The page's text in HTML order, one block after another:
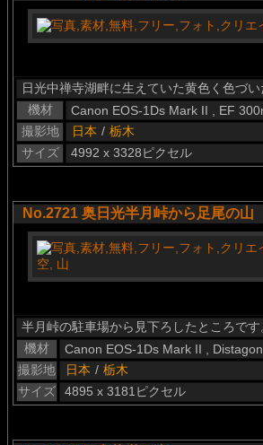
日光中禅寺湖畔に生えていた黄色く色づい
機材
Canon EOS-1Ds Mark II , EF
撮影地
日本 / 栃木
サイズ
4992 x 3328ピクセル
No.2721 奥日光半月峠から足尾の山
半月峠の駐車場から見下ろしたところです
機材
Canon EOS-1Ds Mark II ,
撮影地
日本 / 栃木
サイズ
4895 x 3181ピクセル